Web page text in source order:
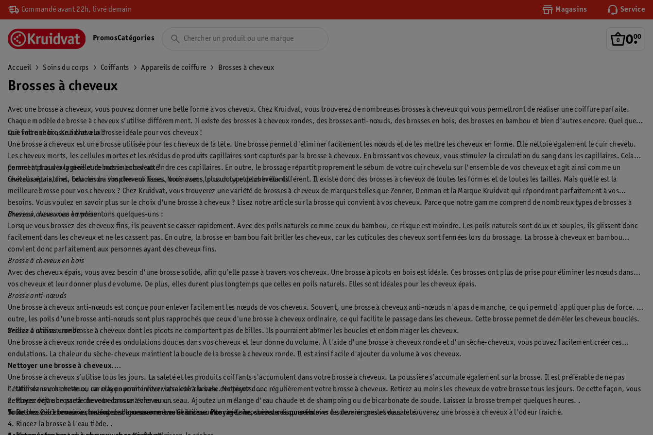
Commandé avant 22h, livré demain Magasins Service
0.
00
PromosCatégories
Accueil Soins du corps Coiffants Appareils de coiffure Brosses à cheveux
Brosses à cheveux
Avec une brosse à cheveux, vous pouvez donner une belle forme à vos cheveux. Chez Kruidvat, vous trouverez de nombreuses brosses à cheveux qui vous permettront de réaliser une coiffure parfaite.
Chaque modèle de brosse à cheveux s’utilise différemment. Il existe des brosses à cheveux rondes, des brosses anti-nœuds, des brosses en bois, des brosses en bambou et bien d'autres encore. Quel que
soit votre choix, Kruidvat a la brosse idéale pour vos cheveux !
Que fait une brosse à cheveux ?
Une brosse à cheveux est une brosse utilisée pour les cheveux de la tête. Une brosse permet d'éliminer facilement les nœuds et de les mettre les cheveux en forme. Elle nettoie également le cuir chevelu.
Les cheveux morts, les cellules mortes et les résidus de produits capillaires sont capturés par la brosse à cheveux. En brossant vos cheveux, vous stimulez la circulation du sang dans les capillaires. Cela
permet à plus d'oxygène et de nutriments d'atteindre ces capillaires. En outre, le brossage répartit proprement le sébum de votre cuir chevelu sur l'ensemble de vos cheveux et agit ainsi comme un
revitalisant naturel. Cela rendra vos cheveux lisses, moins secs, plus doux et plus brillants.
Comment trouver la meilleure brosse à cheveux ?
Cheveux épais, fins, bouclés ou simplement lisses. Nous avons tous un type de cheveux différent. Il existe donc des brosses à cheveux de toutes les formes et de toutes les tailles. Mais quelle est la
meilleure brosse pour vos cheveux ? Chez Kruidvat, vous trouverez une variété de brosses à cheveux de marques telles que Zenner, Denman et la Marque Kruidvat qui répondront parfaitement à vos
besoins. Vous voulez en savoir plus sur le choix d'une brosse à cheveux ? Lisez notre article sur la brosse qui convient à vos cheveux. Parce que notre gamme comprend de nombreux types de brosses à
cheveux, nous vous en présentons quelques-uns :
Brosse à cheveux en bambou
Lorsque vous brossez des cheveux fins, ils peuvent se casser rapidement. Avec des poils naturels comme ceux du bambou, ce risque est moindre. Les poils naturels sont doux et souples, ils glissent donc
facilement dans les cheveux et ne les cassent pas. En outre, la brosse en bambou fait briller les cheveux, car les cuticules des cheveux sont fermées lors du brossage. La brosse à cheveux en bambou
convient donc parfaitement aux personnes ayant des cheveux fins.
Brosse à cheveux en bois
Avec des cheveux épais, vous avez besoin d'une brosse solide, afin qu’elle passe à travers vos cheveux. Une brosse à picots en bois est idéale. Ces brosses ont plus de prise pour éliminer les nœuds dans
vos cheveux et leur donner plus de volume. De plus, elles durent plus longtemps que celles en poils naturels. Elles sont idéales pour les cheveux épais.
Brosse anti-nœuds
Une brosse à cheveux anti-nœuds est conçue pour enlever facilement les nœuds de vos cheveux. Souvent, une brosse à cheveux anti-nœuds n'a pas de manche, ce qui permet d'appliquer plus de force. En
outre, les poils d'une brosse anti-nœuds sont plus rapprochés que ceux d'une brosse à cheveux ordinaire, ce qui facilite le passage dans les cheveux. Cette brosse permet de démêler les cheveux bouclés.
Veillez à utiliser une brosse à cheveux dont les picots ne comportent pas de billes. Ils pourraient abîmer les boucles et endommager les cheveux.
Brosse à cheveux ronde
Une brosse à cheveux ronde crée des ondulations douces dans vos cheveux et leur donne du volume. À l'aide d'une brosse à cheveux ronde et d'un sèche-cheveux, vous pouvez facilement créer ces
ondulations. La chaleur du sèche-cheveux maintient la boucle de la brosse à cheveux ronde. Il est ainsi facile d'ajouter du volume à vos cheveux.
Nettoyer une brosse à cheveux.
Une brosse à cheveux s’utilise tous les jours. La saleté et les produits coiffants s'accumulent dans votre brosse à cheveux. La poussière s’accumule également sur la brosse. Il est préférable de ne pas
l’étaler dans vos cheveux, car elle pourrait irriter votre cuir chevelu. Nettoyez donc régulièrement votre brosse à cheveux. Retirez au moins les cheveux de votre brosse tous les jours. De cette façon, vous
nettoyez déjà une partie de votre brosse à cheveux. .
Toutes les 2 à 3 semaines, nettoyez soigneusement votre brosse. Pour ce faire, suivez ces conseils :
1. Utilisez une barrette ou un crayon pour enlever la saleté à la base des picots. .
2. Placez votre brosse à cheveux dans un évier ou un seau. Ajoutez un mélange d'eau chaude et de shampoing ou de bicarbonate de soude. Laissez la brosse tremper quelques heures. .
3. Retirez votre brosse à cheveux de l'eau savonneuse et utilisez une vieille brosse à dents pour enlever les derniers restes de saleté. .
4. Rincez la brosse à l'eau tiède. .
Votre brosse à cheveux est maintenant comme neuve. Grâce au nettoyage, vos cheveux risquent moins de devenir gras et vous retrouverez une brosse à cheveux à l'odeur fraîche.